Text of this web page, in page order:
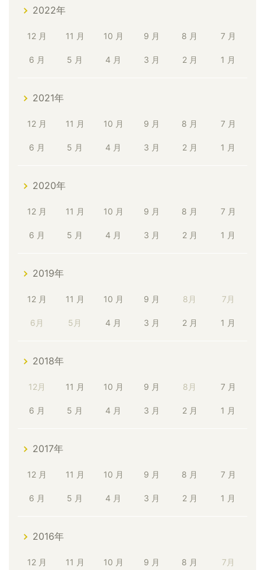
2022年
12 月 11 月 10 月 9 月 8 月 7 月
6 月 5 月 4 月 3 月 2 月 1 月
2021年
12 月 11 月 10 月 9 月 8 月 7 月
6 月 5 月 4 月 3 月 2 月 1 月
2020年
12 月 11 月 10 月 9 月 8 月 7 月
6 月 5 月 4 月 3 月 2 月 1 月
2019年
12 月 11 月 10 月 9 月 8月 7月
6月 5月 4 月 3 月 2 月 1 月
2018年
12月 11 月 10 月 9 月 8月 7 月
6 月 5 月 4 月 3 月 2 月 1 月
2017年
12 月 11 月 10 月 9 月 8 月 7 月
6 月 5 月 4 月 3 月 2 月 1 月
2016年
12 月 11 月 10 月 9 月 8 月 7月